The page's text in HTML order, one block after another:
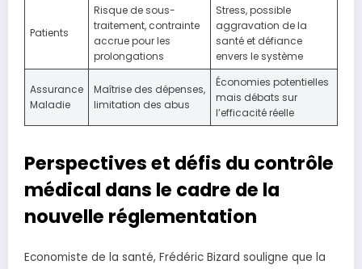
Patients
Risque de sous-
traitement, contrainte
accrue pour les
prolongations
Stress, possible
aggravation de la
santé et défiance
envers le système
Assurance
Maladie
Maîtrise des dépenses,
limitation des abus
Économies potentielles
mais débats sur
l’efficacité réelle
Perspectives et défis du contrôle
médical dans le cadre de la
nouvelle réglementation
Economiste de la santé, Frédéric Bizard souligne que la